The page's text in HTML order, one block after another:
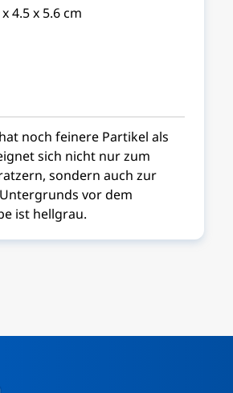
4.5 x 5.6 cm
noch feinere Partikel als
sich nicht nur zum
sondern auch zur
vor dem
ist hellgrau.